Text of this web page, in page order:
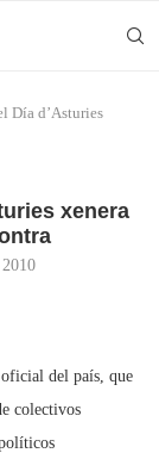
Día d’Asturies
xenera
del país, que
colectivos